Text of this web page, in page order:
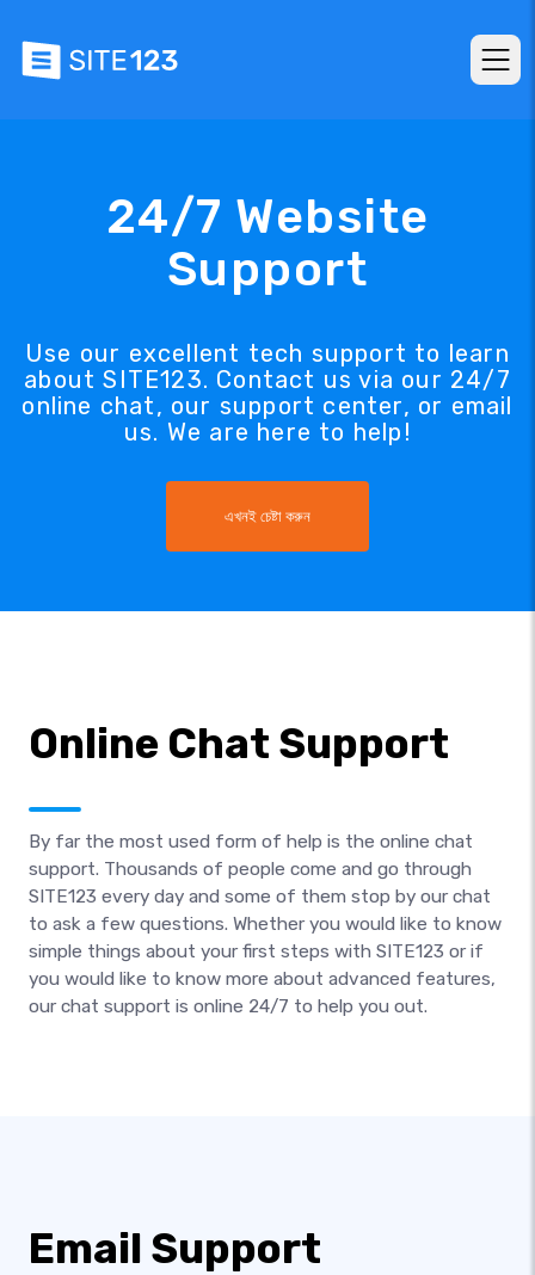
24/7 Website
Support
Use our excellent tech support to learn
about SITE123. Contact us via our 24/7
online chat, our support center, or email
us. We are here to help!
এখনই চেষ্টা করুন
Online Chat Support
By far the most used form of help is the online chat
support. Thousands of people come and go through
SITE123 every day and some of them stop by our chat
to ask a few questions. Whether you would like to know
simple things about your first steps with SITE123 or if
you would like to know more about advanced features,
our chat support is online 24/7 to help you out.
Email Support